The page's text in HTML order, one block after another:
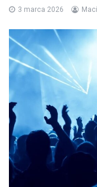
3 marca 2026